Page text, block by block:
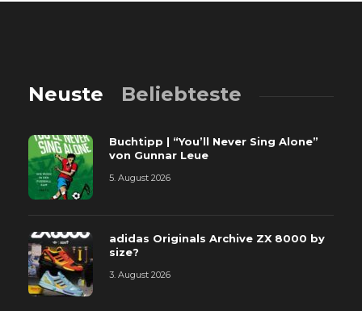
Neuste Beliebteste
Buchtipp | “You’ll Never Sing Alone”
von Gunnar Leue
5. August 2026
adidas Originals Archive ZX 8000 by
size?
3. August 2026